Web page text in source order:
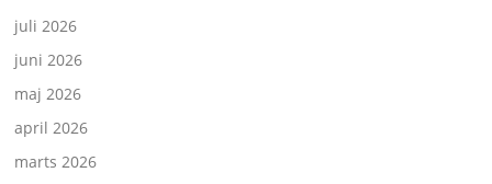
juli 2026
juni 2026
maj 2026
april 2026
marts 2026